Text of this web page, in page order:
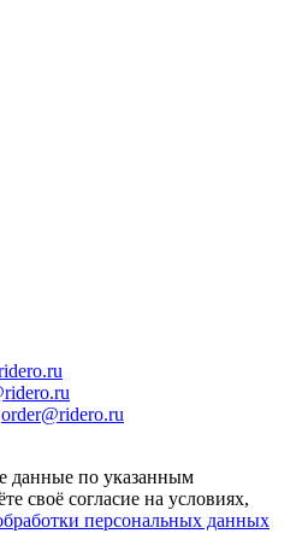
order@ridero.ru
данные по указанным
своё согласие на условиях,
персональных данных